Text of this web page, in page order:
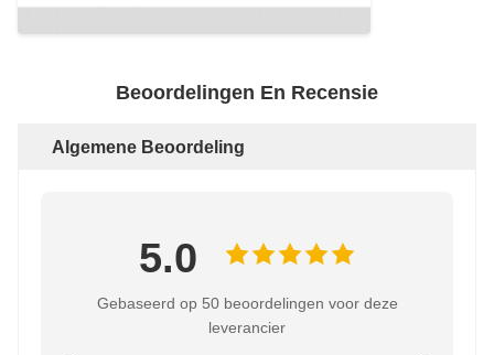
Beoordelingen En Recensie
Algemene Beoordeling
5.0
Gebaseerd op 50 beoordelingen voor deze
leverancier